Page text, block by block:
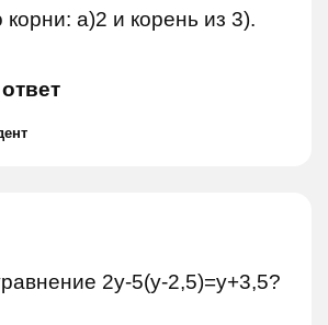
корни: а)2 и корень из 3).
2y-5(y-2,5)=y+3,5?